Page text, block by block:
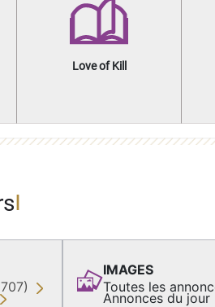
Love of Kill
IMAGES
Toutes les
Annonces du jour